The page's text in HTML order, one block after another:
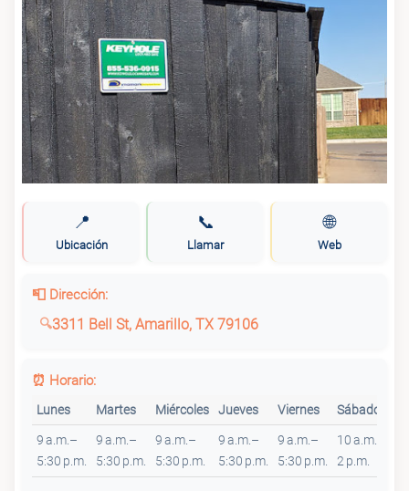
📍
Ubicación
📞
Llamar
🌐
Web
📮 Dirección:
3311 Bell St, Amarillo, TX 79106
⏰ Horario:
Lunes Martes Miércoles Jueves Viernes Sábado
9 a.m.–
5:30 p.m.
9 a.m.–
5:30 p.m.
9 a.m.–
5:30 p.m.
9 a.m.–
5:30 p.m.
9 a.m.–
5:30 p.m.
10 a.m.–
2 p.m.